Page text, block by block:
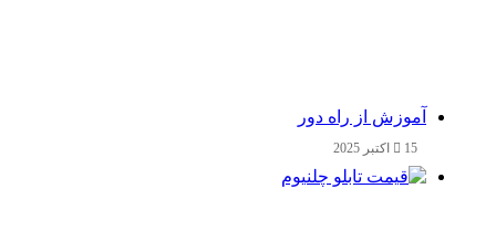
آموزش از راه دور
15 اکتبر 2025